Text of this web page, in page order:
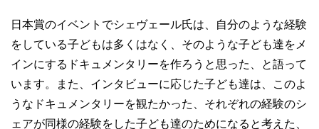
日本賞のイベントでシェヴェール氏は、自分のような経験
をしている子どもは多くはなく、そのような子ども達をメ
インにするドキュメンタリーを作ろうと思った、と語って
います。また、インタビューに応じた子ども達は、このよ
うなドキュメンタリーを観たかった、それぞれの経験のシ
ェアが同様の経験をした子ども達のためになると考えた、